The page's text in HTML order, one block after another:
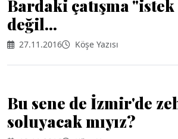
Bardaki çatışma
değil...
27.11.2016 Köşe Yazısı
Bu sene de İzmir'de
soluyacak mıyız?